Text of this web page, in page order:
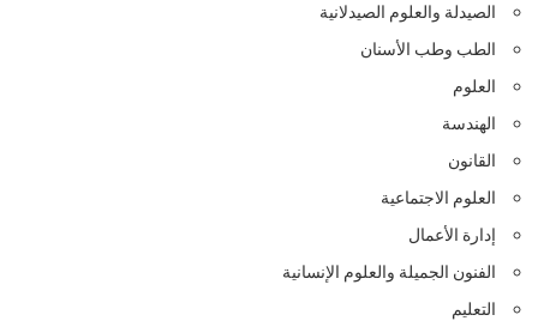
الصيدلة والعلوم الصيدلانية
الطب وطب الأسنان
العلوم
الهندسة
القانون
العلوم الاجتماعية
إدارة الأعمال
الفنون الجميلة والعلوم الإنسانية
التعليم